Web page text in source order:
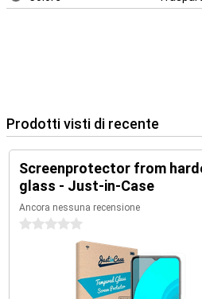
Prodotti visti di recente
Screenprotector from
glass - Just-in-Case
Ancora nessuna recensione
0 stelle